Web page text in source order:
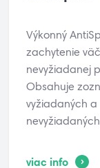
Výkonný
zachytenie
nevyžiadanej
Obsahuje
vyžiadaných a
viac info